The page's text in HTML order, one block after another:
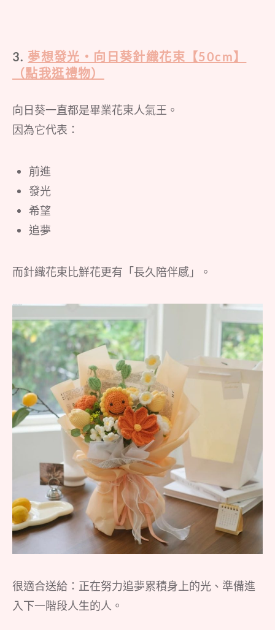
3. 夢想發光・向日葵針織花束【50cm】
（點我逛禮物）
向日葵一直都是畢業花束人氣王。
因為它代表：
前進
發光
希望
追夢
而針織花束比鮮花更有「長久陪伴感」。
很適合送給：正在努力追夢累積身上的光、準備進
入下一階段人生的人。